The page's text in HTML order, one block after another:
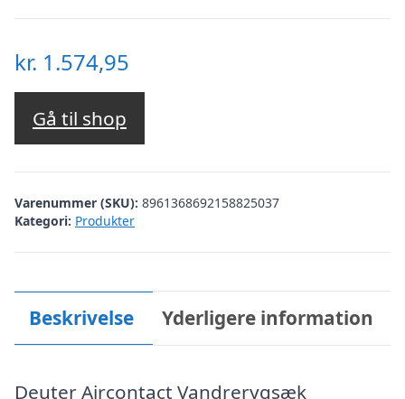
kr. 1.574,95
Gå til shop
Varenummer (SKU): 8961368692158825037
Kategori: Produkter
Beskrivelse Yderligere information
Deuter Aircontact Vandrerygsæk